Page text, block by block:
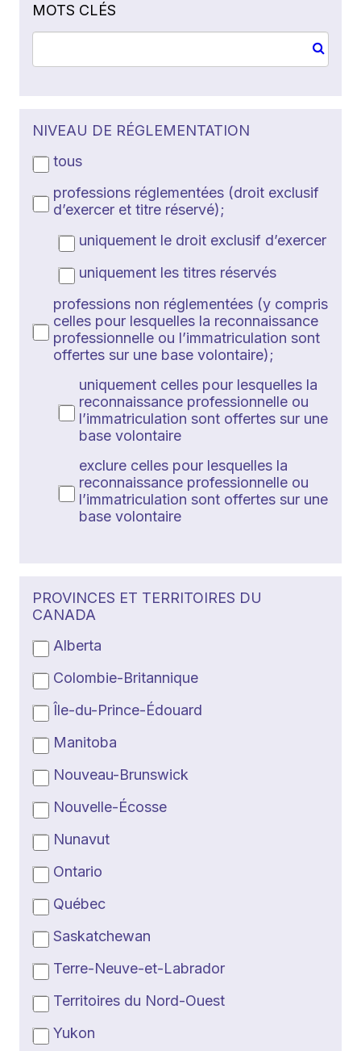
MOTS CLÉS
NIVEAU DE RÉGLEMENTATION
tous
professions réglementées (droit exclusif
d’exercer et titre réservé);
uniquement le droit exclusif d’exercer
uniquement les titres réservés
professions non réglementées (y compris
celles pour lesquelles la reconnaissance
professionnelle ou l’immatriculation sont
offertes sur une base volontaire);
uniquement celles pour lesquelles la
reconnaissance professionnelle ou
l’immatriculation sont offertes sur une
base volontaire
exclure celles pour lesquelles la
reconnaissance professionnelle ou
l’immatriculation sont offertes sur une
base volontaire
PROVINCES ET TERRITOIRES DU
CANADA
Alberta
Colombie-Britannique
Île-du-Prince-Édouard
Manitoba
Nouveau-Brunswick
Nouvelle-Écosse
Nunavut
Ontario
Québec
Saskatchewan
Terre-Neuve-et-Labrador
Territoires du Nord-Ouest
Yukon